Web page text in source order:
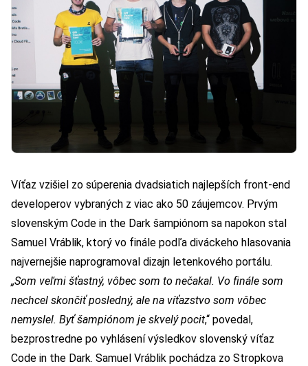
Víťaz vzišiel zo súperenia dvadsiatich najlepších front-end
developerov vybraných z viac ako 50 záujemcov. Prvým
slovenským Code in the Dark šampiónom sa napokon stal
Samuel Vráblik, ktorý vo finále podľa diváckeho hlasovania
najvernejšie naprogramoval dizajn letenkového portálu.
„Som veľmi šťastný, vôbec som to nečakal. Vo finále som
nechcel skončiť posledný, ale na víťazstvo som vôbec
nemyslel. Byť šampiónom je skvelý pocit,“ povedal,
bezprostredne po vyhlásení výsledkov slovenský víťaz
Code in the Dark. Samuel Vráblik pochádza zo Stropkova